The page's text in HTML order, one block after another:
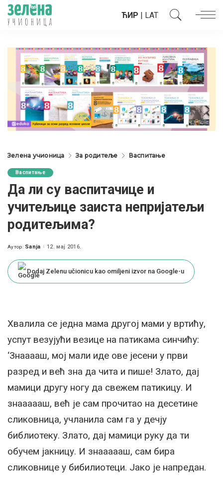
ЋИР | LAT
Зелена учионица За родитеље Васпитање
Васпитање
Да ли су васпитачице и
учитељице заиста непријатељи
родитељима?
Posted
Аутор: Sanja 12. мај 2016.
Dodaj Zelenu učionicu kao omiljeni izvor na Google-u
Хвалила се једна мама другој мами у вртићу,
успут везујући везице на патикама синчићу:
‘Знааааш, мој мали иде ове јесени у први
разред и већ зна да чита и пише! Злато, дај
мамици другу ногу да свежем патикицу. И
знаааааш, већ је сам прочитао на десетине
сликовница, учланила сам га у дечју
библиотеку. Злато, дај мамици руку да ти
обучем јакницу. И знаааааш, сам бира
сликовнице у бибилиотеци. Јако је напредан.